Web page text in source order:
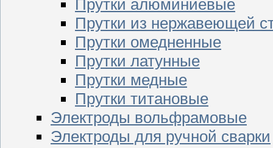
Прутки алюминиевые
Прутки из нержавеющей
Прутки омедненные
Прутки латунные
Прутки медные
Прутки титановые
Электроды вольфрамовые
Электроды для ручной сварки